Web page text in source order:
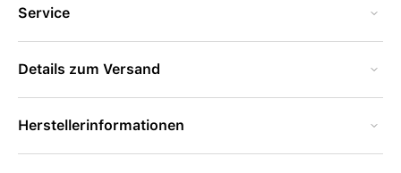
Service
Details zum Versand
Herstellerinformationen